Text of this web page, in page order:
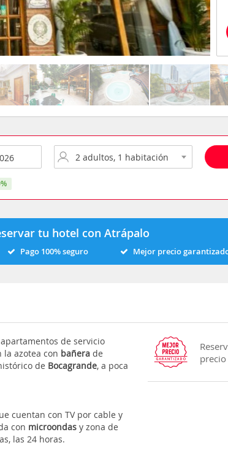
tu hotel con Atrápalo
Pago 100% seguro Mejor precio
de servicio
azotea con bañerade
de Bocagrande, a poca
cuentan con TV por cable y
con microondasy zona de
las 24 horas.